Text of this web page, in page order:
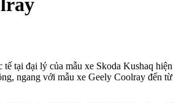
tại đại lý của mẫu xe Skoda Kushaq hiện
ngang với mẫu xe Geely Coolray đến từ